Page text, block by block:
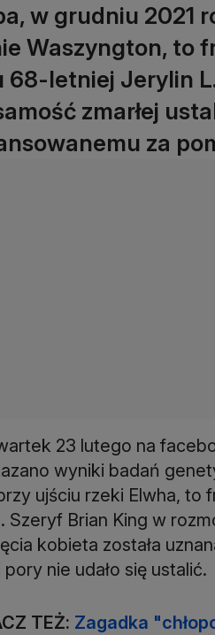
w grudniu 2021
Waszyngton, to
68-letniej Jerylin
zmarłej
za
23 lutego na
wyniki badań
ujściu rzeki Elwha, to
Szeryf Brian King w
kobieta została
nie udało się ustalić.
TEŻ: Zagadka